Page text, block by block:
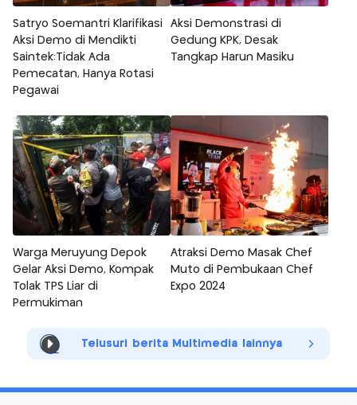
Satryo Soemantri Klarifikasi
Aksi Demo di Mendikti
Saintek:Tidak Ada
Pemecatan, Hanya Rotasi
Pegawai
Aksi Demonstrasi di
Gedung KPK, Desak
Tangkap Harun Masiku
Warga Meruyung Depok
Gelar Aksi Demo, Kompak
Tolak TPS Liar di
Permukiman
Atraksi Demo Masak Chef
Muto di Pembukaan Chef
Expo 2024
Telusuri berita Multimedia lainnya